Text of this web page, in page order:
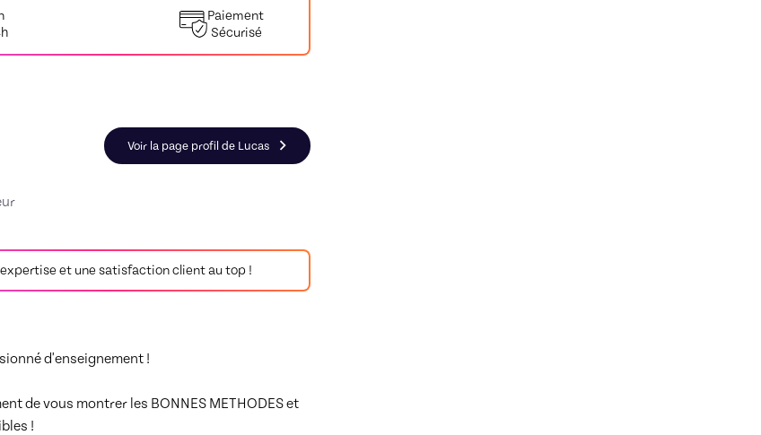
Paiement
Sécurisé
Voir la page profil de Lucas
et une satisfaction client au top !
d'enseignement !
de vous montrer les BONNES METHODES et
!